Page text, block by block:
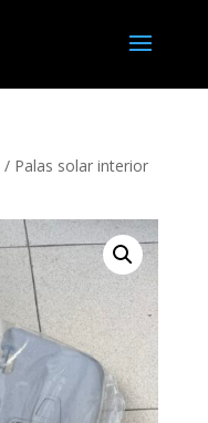
/ Palas solar interior